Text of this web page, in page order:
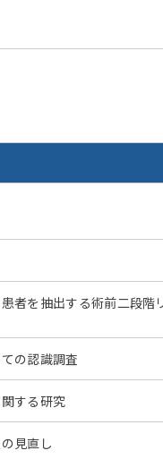
者を抽出する術前二段階
の認識調査
する研究
見直し